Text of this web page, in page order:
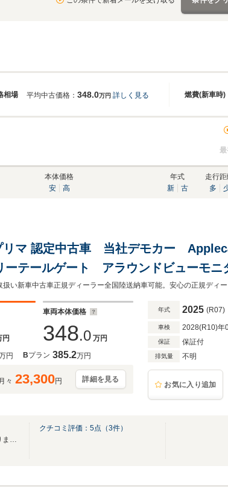
相場 燃費(新車時)
平均中古価格： 348.0万円 詳しく見る
最
本体価格
安
高
年式
新
古
走行
多
リマ 認定中古車 当社デモカー
ーテールゲート アラウンドビューモ
ト
円
車両本体価格
348.0 万円
円 Bプラン 385.2万円
月々 23,300円 詳細を見る
年式 2025 (R07)
車検 2028(R10)年
保証 保証付
排気量 不明
お気に入り追加
広々とした好立地に最新CIインテリアを備えております。
クチコミ評価： 5点（3件）